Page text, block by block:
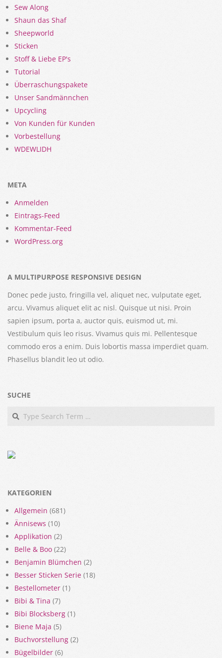
Sew Along
Shaun das Shaf
Sheepworld
Sticken
Stoff & Liebe EP's
Tutorial
Überraschungspakete
Unser Sandmännchen
Upcycling
Von Kunden für Kunden
Vorbestellung
WDEWLIDH
META
Anmelden
Eintrags-Feed
Kommentar-Feed
WordPress.org
A MULTIPURPOSE RESPONSIVE DESIGN
Donec pede justo, fringilla vel, aliquet nec, vulputate eget,
arcu. Vivamus aliquet elit ac nisl. Quisque ut nisi. Proin
sapien ipsum, porta a, auctor quis, euismod ut, mi.
Vestibulum quis leo risus. Vivamus quis mi. Pellentesque
commodo eros a enim. Duis lobortis massa imperdiet quam.
Phasellus blandit leo ut odio.
SUCHE
Search
KATEGORIEN
Allgemein (681)
Ännisews (10)
Applikation (2)
Belle & Boo (22)
Benjamin Blümchen (2)
Besser Sticken Serie (18)
Bestellometer (1)
Bibi & Tina (7)
Bibi Blocksberg (1)
Biene Maja (5)
Buchvorstellung (2)
Bügelbilder (6)